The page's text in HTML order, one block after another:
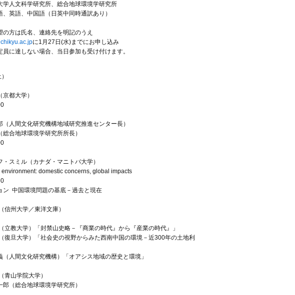
学人文科学研究所、総合地球環境学研究所
、英語、中国語（日英中同時通訳あり）
の方は氏名、連絡先を明記のうえ
に1月27日(水)までにお申し込み
員に達しない場合、当日参加も受け付けます。
都大学）
人間文化研究機構地域研究推進センター長）
合地球環境学研究所所長）
スミル（カナダ・マニトバ大学）
domestic concerns, global impacts
ン 中国環境問題の基底－過去と現在
大学／東洋文庫）
大学）「封禁山史略－『商業の時代』から『産業の時代』」
大学）「社会史の視野からみた西南中国の環境－近300年の土地利
間文化研究機構）「オアシス地域の歴史と環境」
山学院大学）
総合地球環境学研究所）